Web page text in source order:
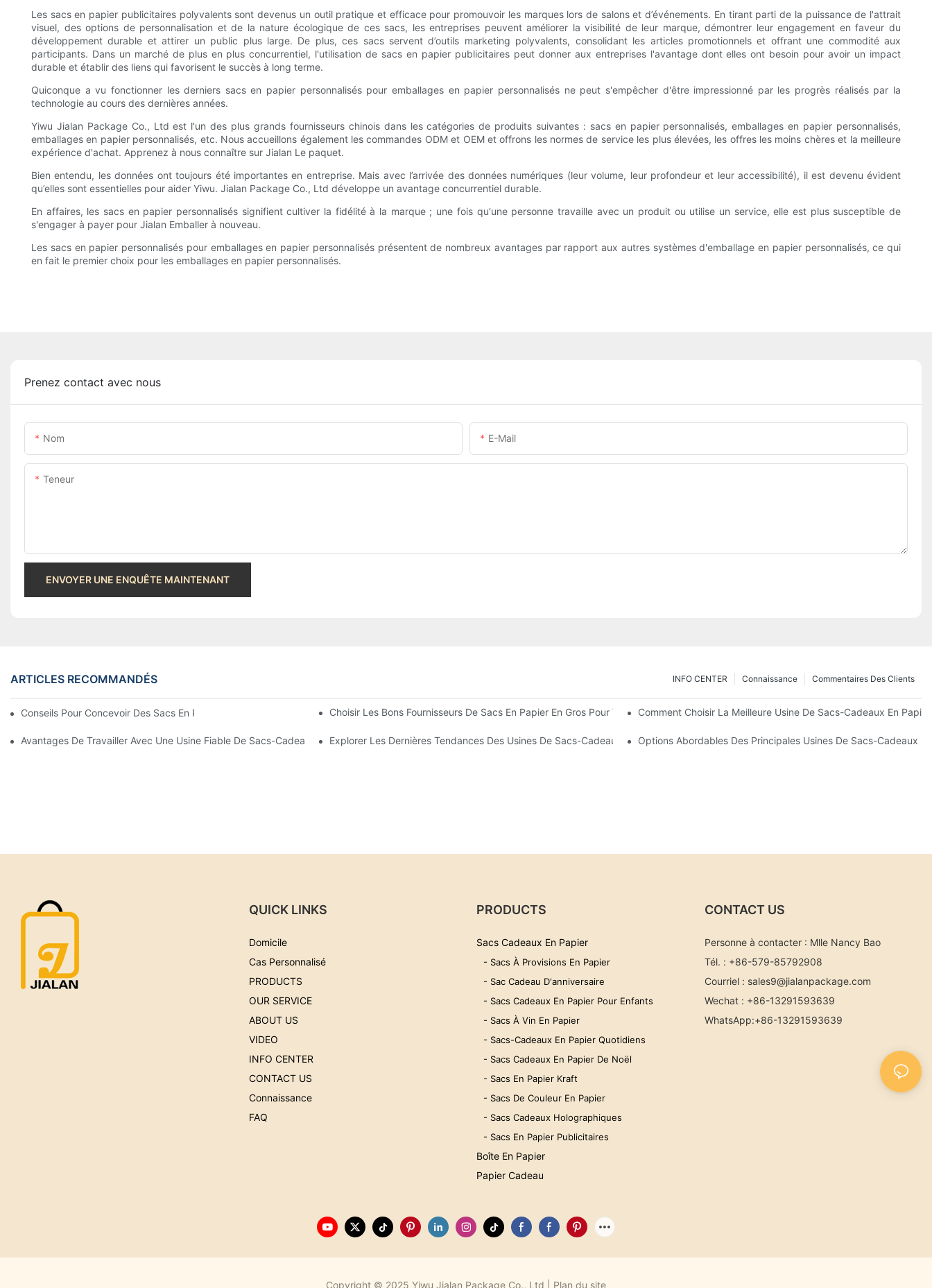
Les sacs en papier publicitaires polyvalents sont devenus un outil pratique et efficace pour promouvoir les marques lors de salons et d’événements. En tirant parti de la puissance de l'attrait
visuel, des options de personnalisation et de la nature écologique de ces sacs, les entreprises peuvent améliorer la visibilité de leur marque, démontrer leur engagement en faveur du
développement durable et attirer un public plus large. De plus, ces sacs servent d’outils marketing polyvalents, consolidant les articles promotionnels et offrant une commodité aux
participants. Dans un marché de plus en plus concurrentiel, l'utilisation de sacs en papier publicitaires peut donner aux entreprises l'avantage dont elles ont besoin pour avoir un impact
durable et établir des liens qui favorisent le succès à long terme.
Quiconque a vu fonctionner les derniers sacs en papier personnalisés pour emballages en papier personnalisés ne peut s'empêcher d'être impressionné par les progrès réalisés par la
technologie au cours des dernières années.
Yiwu Jialan Package Co., Ltd est l'un des plus grands fournisseurs chinois dans les catégories de produits suivantes : sacs en papier personnalisés, emballages en papier personnalisés,
emballages en papier personnalisés, etc. Nous accueillons également les commandes ODM et OEM et offrons les normes de service les plus élevées, les offres les moins chères et la meilleure
expérience d'achat. Apprenez à nous connaître sur Jialan Le paquet.
Bien entendu, les données ont toujours été importantes en entreprise. Mais avec l’arrivée des données numériques (leur volume, leur profondeur et leur accessibilité), il est devenu évident
qu’elles sont essentielles pour aider Yiwu. Jialan Package Co., Ltd développe un avantage concurrentiel durable.
En affaires, les sacs en papier personnalisés signifient cultiver la fidélité à la marque ; une fois qu'une personne travaille avec un produit ou utilise un service, elle est plus susceptible de
s'engager à payer pour Jialan Emballer à nouveau.
Les sacs en papier personnalisés pour emballages en papier personnalisés présentent de nombreux avantages par rapport aux autres systèmes d'emballage en papier personnalisés, ce qui
en fait le premier choix pour les emballages en papier personnalisés.
Prenez contact avec nous
Nom E-Mail
Teneur
ENVOYER UNE ENQUÊTE MAINTENANT
ARTICLES RECOMMANDÉS Commentaires Des Clients
Connaissance
INFO CENTER
Conseils Pour Concevoir Des Sacs En Papier Personnalisés Qui Se DémarquentChoisir Les Bons Fournisseurs De Sacs En Papier En Gros Pour Vos BesoinsComment Choisir La Meilleure Usine De Sacs-Cadeaux En Papier
Avantages De Travailler Avec Une Usine Fiable De Sacs-Cadeaux En PapierExplorer Les Dernières Tendances Des Usines De Sacs-Cadeaux En PapierOptions Abordables Des Principales Usines De Sacs-Cadeaux
QUICK LINKS
Domicile
Cas Personnalisé
PRODUCTS
OUR SERVICE
ABOUT US
VIDEO
INFO CENTER
CONTACT US
Connaissance
FAQ
PRODUCTS
Sacs Cadeaux En Papier
- Sacs À Provisions En Papier
- Sac Cadeau D'anniversaire
- Sacs Cadeaux En Papier Pour Enfants
- Sacs À Vin En Papier
- Sacs-Cadeaux En Papier Quotidiens
- Sacs Cadeaux En Papier De Noël
- Sacs En Papier Kraft
- Sacs De Couleur En Papier
- Sacs Cadeaux Holographiques
- Sacs En Papier Publicitaires
Boîte En Papier
Papier Cadeau
CONTACT US
Personne à contacter : Mlle Nancy Bao
Tél. : +86-579-85792908
Courriel : sales9@jialanpackage.com
Wechat : +86-13291593639
WhatsApp:+86-13291593639
Copyright © 2025 Yiwu Jialan Package Co., Ltd | Plan du site